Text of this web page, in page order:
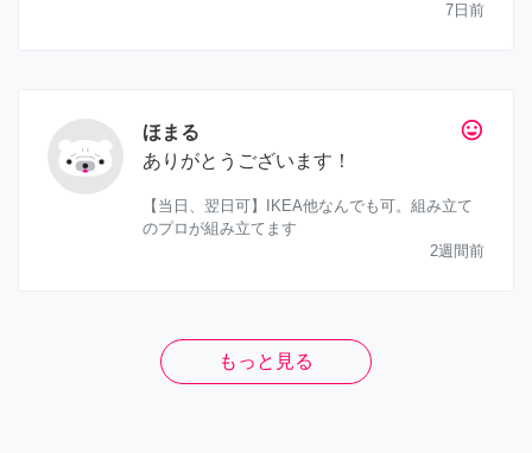
7日前
tag_faces
ほまる
ありがとうございます！
【当日、翌日可】IKEA他なんでも可。組み立て
のプロが組み立てます
2週間前
もっと見る